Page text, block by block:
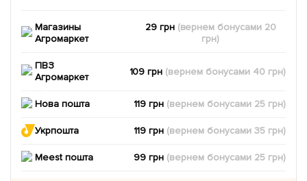
Магазины
Агромаркет
29 грн (вернем бонусами 20
грн)
ПВЗ
Агромаркет
109 грн (вернем бонусами 40 грн)
Нова пошта 119 грн (вернем бонусами 25 грн)
Укрпошта 119 грн (вернем бонусами35 грн)
Meest пошта 99 грн (вернем бонусами 25 грн)